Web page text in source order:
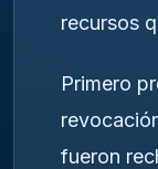
recursos
Primero
fueron